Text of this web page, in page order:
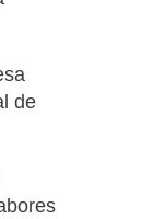
de